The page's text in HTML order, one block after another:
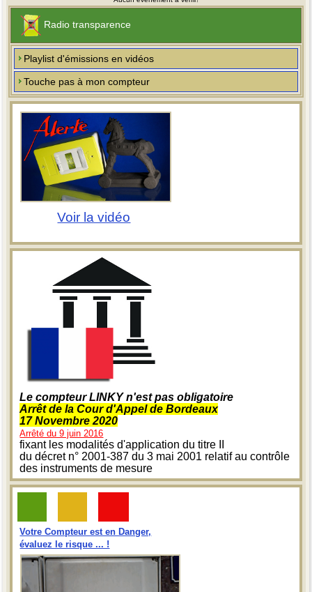
Radio transparence
Playlist d'émissions en vidéos
Touche pas à mon compteur
Voir la vidéo
Le compteur LINKY n'est pas obligatoire
Arrêt de la Cour d'Appel de Bordeaux
17 Novembre 2020
Arrêté du 9 juin 2016
fixant les modalités d'application du titre II
du décret n° 2001-387 du 3 mai 2001 relatif au contrôle
des instruments de mesure
Votre Compteur est en Danger,
évaluez le risque ... !